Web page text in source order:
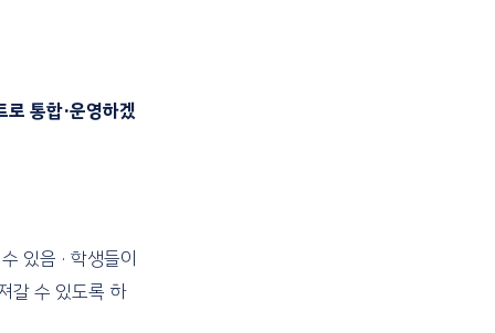
통합·운영하겠
있음 · 학생들이
갈 수 있도록 하